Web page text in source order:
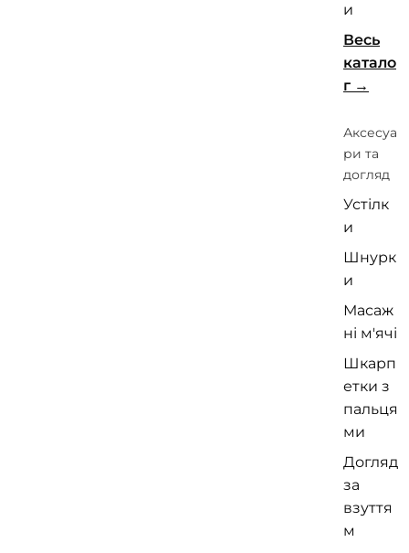
и
Весь
катало
г
Аксесуа
ри та
догляд
Устілк
и
Шнурк
и
Масаж
ні м'ячі
Шкарп
етки з
пальця
ми
Догляд
за
взуття
м